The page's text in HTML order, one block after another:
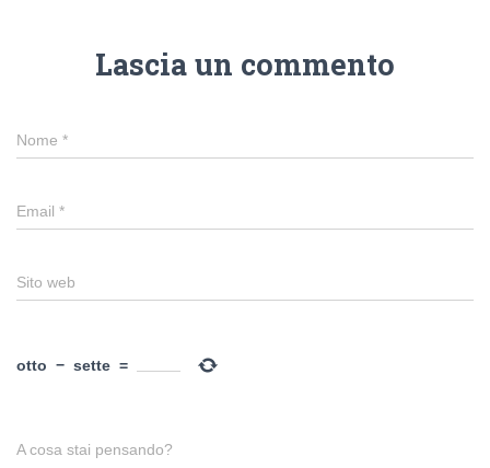
Lascia un commento
Nome *
Email *
Sito web
otto − sette =
A cosa stai pensando?